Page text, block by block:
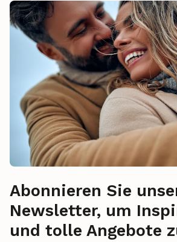
Abonnieren Sie
Newsletter, um
und tolle Angebote